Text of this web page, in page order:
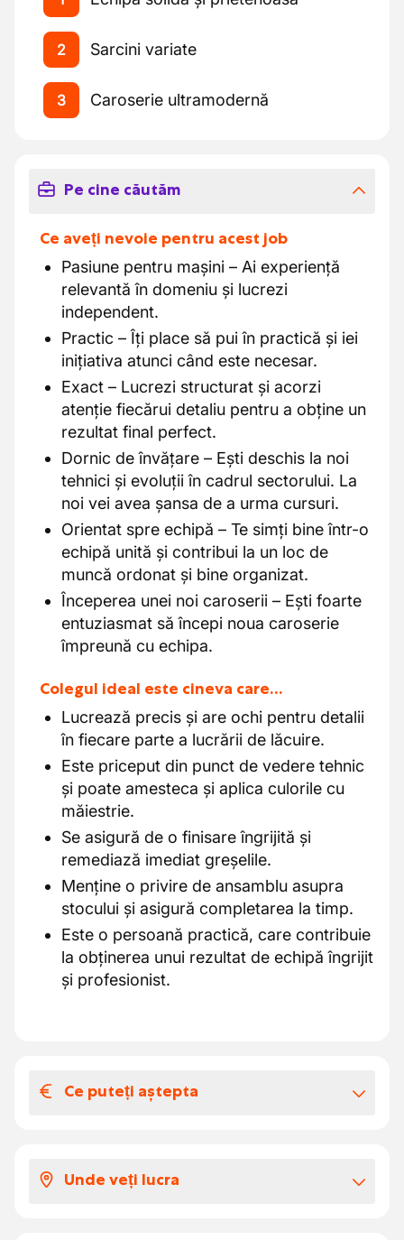
2 Sarcini variate
3 Caroserie ultramodernă
Pe cine căutăm
Ce aveți nevoie pentru acest job
Pasiune pentru mașini – Ai experiență
relevantă în domeniu și lucrezi
independent.
Practic – Îți place să pui în practică și iei
inițiativa atunci când este necesar.
Exact – Lucrezi structurat și acorzi
atenție fiecărui detaliu pentru a obține un
rezultat final perfect.
Dornic de învățare – Ești deschis la noi
tehnici și evoluții în cadrul sectorului. La
noi vei avea șansa de a urma cursuri.
Orientat spre echipă – Te simți bine într-o
echipă unită și contribui la un loc de
muncă ordonat și bine organizat.
Începerea unei noi caroserii – Ești foarte
entuziasmat să începi noua caroserie
împreună cu echipa.
Colegul ideal este cineva care…
Lucrează precis și are ochi pentru detalii
în fiecare parte a lucrării de lăcuire.
Este priceput din punct de vedere tehnic
și poate amesteca și aplica culorile cu
măiestrie.
Se asigură de o finisare îngrijită și
remediază imediat greșelile.
Menține o privire de ansamblu asupra
stocului și asigură completarea la timp.
Este o persoană practică, care contribuie
la obținerea unui rezultat de echipă îngrijit
și profesionist.
Ce puteți aștepta
Remunerație competitivă în funcție de
experiență, 39h/săptămână, 6 zile ADV,
Unde veți lucra